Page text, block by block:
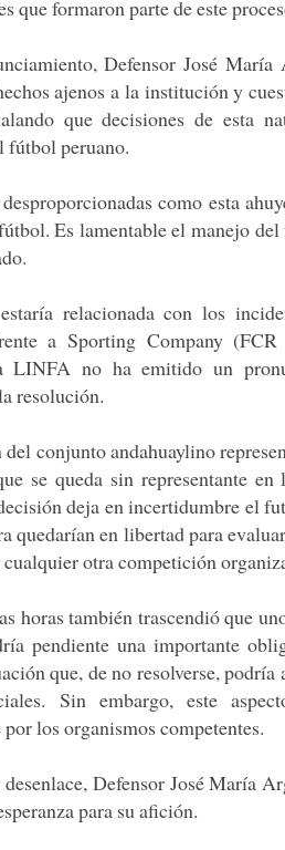
que formaron parte de este
Defensor José María
ajenos a la institución y
que decisiones de esta
fútbol peruano.
como esta
Es lamentable el manejo
relacionada con los
a Sporting Company
LINFA no ha emitido un
resolución.
conjunto andahuaylino
se queda sin representante
deja en incertidumbre el
quedarían en libertad para
cualquier otra competición
horas también trascendió que
pendiente una importante
que, de no resolverse,
Sin embargo, este
los organismos competentes.
desenlace, Defensor José María
para su afición.